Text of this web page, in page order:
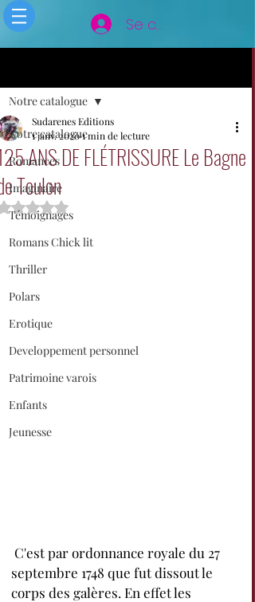
Se connecter
Notre catalogue
Romances
Imaginaire
Témoignages
Romans Chick lit
Thriller
Polars
Erotique
Developpement personnel
Patrimoine varois
Enfants
Jeunesse
Notre catalogue
ANS DE FLÉTRISSURE Le Bagne
Toulon
Sudarenes Editions
1 janv. 20201 min de lecture
Noté NaN étoiles sur 5.
septembre 1748 que fut dissout le
corps des galères. En effet les